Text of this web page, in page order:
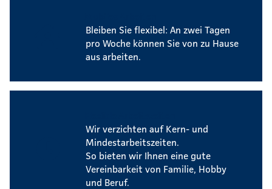
Bleiben Sie flexibel: An zwei Tagen
pro Woche können Sie von zu Hause
aus arbeiten.
Wir verzichten auf Kern- und
Mindestarbeitszeiten.
So bieten wir Ihnen eine gute
Vereinbarkeit von Familie, Hobby
und Beruf.